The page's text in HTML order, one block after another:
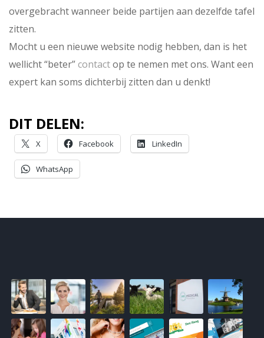
overgebracht wanneer beide partijen aan dezelfde tafel
zitten.
Mocht u een nieuwe website nodig hebben, dan is het
wellicht “beter”contactop te nemen met ons. Want een
expert kan soms dichterbij zitten dan u denkt!
DIT DELEN:
X Facebook LinkedIn
WhatsApp